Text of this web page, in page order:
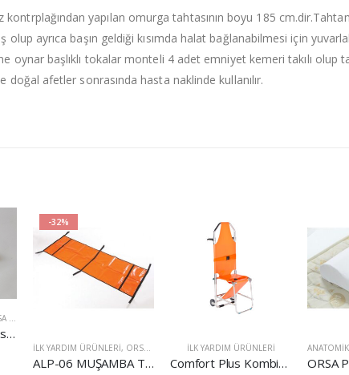
yapılan omurga tahtasının boyu 185
olup ayrıca başın geldiği kısımda halat bağlanabilmesi için
oynar başlıklı tokalar monteli 4 adet emniyet kemeri takılı olup
doğal afetler sonrasında hasta naklinde kullanılır.
Pozisyon Yastığı (Visco)
-32%
İLK YARDIM ÜRÜNLERI, ORSA ÜRÜNLERI
ALP-06 MUŞAMBA TAŞIMA SEDYESİ
İLK YARDIM ÜRÜNLERI
Comfort Plus Kombinasyon Sedye
ANATOMIK